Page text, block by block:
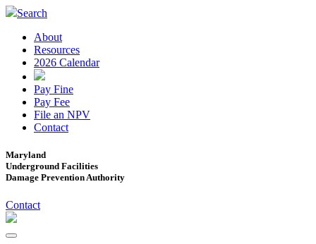
Search
About
Resources
2026 Calendar
Pay Fine
Pay Fee
File an NPV
Contact
Maryland
Underground Facilities
Damage Prevention Authority
Contact